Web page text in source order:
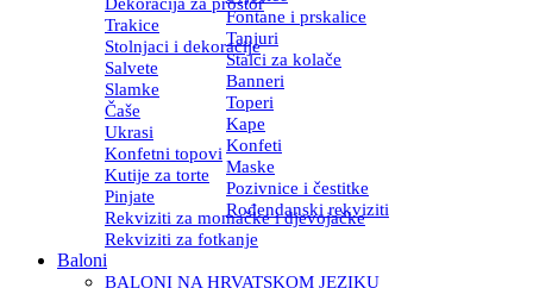
Trakice
Fontane i prskalice
Stolnjaci i dekoracije
Tanjuri
Salvete
Stalci za kolače
Slamke
Banneri
Čaše
Toperi
Ukrasi
Kape
Konfetni topovi Konfeti
Kutije za torte
Maske
Pinjate
Pozivnice i čestitke
Rekviziti za momačke i djevojačke
Rođendanski rekviziti
Rekviziti za fotkanje
Baloni
BALONI NA HRVATSKOM JEZIKU